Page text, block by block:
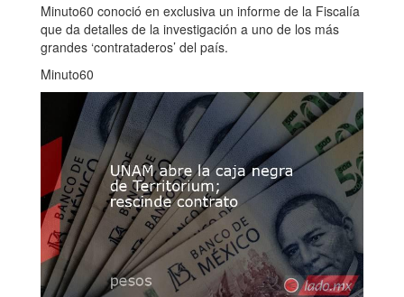
Minuto60 conoció en exclusiva un informe de la Fiscalía
que da detalles de la investigación a uno de los más
grandes ‘contrataderos’ del país.
Minuto60